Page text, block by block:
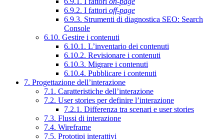
6.9.2. I fattori off-page
6.9.3. Strumenti di diagnostica SEO: Search
Console
6.10. Gestire i contenuti
6.10.1. L’inventario dei contenuti
6.10.2. Revisionare i contenuti
6.10.3. Migrare i contenuti
6.10.4. Pubblicare i contenuti
7. Progettazione dell’interazione
7.1. Caratteristiche dell’interazione
7.2. User stories per definire l’interazione
7.2.1. Differenza tra scenari e user stories
7.3. Flussi di interazione
7.4. Wireframe
7.5. Prototipi interattivi